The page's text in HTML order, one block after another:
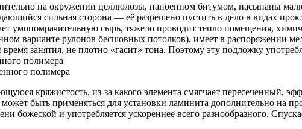
на окружении целлюлозы, напоенном битумом, насыпаны
сильная сторона — её разрешено пустить в дело в видах
умопомрачительную сырь, тяжело проводит тепло помещения,
варианте рулонов бесшовных потолков), имеет в распоряжении
занятия, не плотно «гасит» тона. Поэтому эту подложку
полимера
полимера
кряжистость, из-за какого элемента смягчает пересеченный,
быть применяться для установки ламинита дополнительно на
божеской и употребляется ускореннее всего разнообразного.